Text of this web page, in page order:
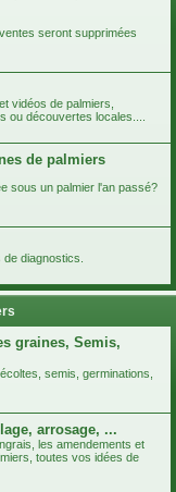
seront supprimées
vidéos de palmiers,
ou découvertes locales....
de palmiers
sous un palmier l'an passé?
diagnostics.
graines, Semis,
semis, germinations,
arrosage, ...
les amendements et
toutes vos idées de